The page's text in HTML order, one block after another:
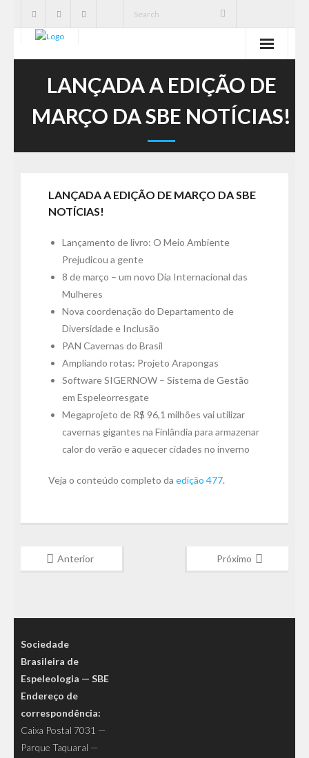
Cavernas
Ações
LANÇADA A EDIÇÃO DE
MARÇO DA SBE NOTÍCIAS!
LANÇADA A EDIÇÃO DE MARÇO DA SBE
NOTÍCIAS!
Lançamento de livro: O Meio Ambiente
Prejudicou a gente
8 de março – um novo Dia Internacional das
Mulheres
Nova coordenação do Departamento de
Diversidade e Inclusão
PAN Cavernas do Brasil
Ampliando rotas: Projeto Arapongas
Software SIGERNOW – Sistema de Gestão
em Espeleorresgate
Megaprojeto de R$ 96,1 milhões vai utilizar
cavernas gigantes na Finlândia para armazenar
calor do verão e aquecer cidades no inverno
Veja o conteúdo completo da edição 477.
Anterior Próximo
Sociedade
Brasileira de
Espeleologia — SBE
Endereço de
correspondência:
Caixa Postal 7031 —
Parque Taquaral —